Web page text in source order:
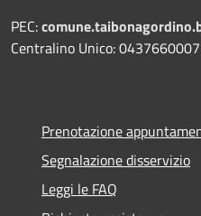
PEC:
Centralino Unico: 0437660007
Prenotazione
Segnalazione disservizio
Leggi le FAQ